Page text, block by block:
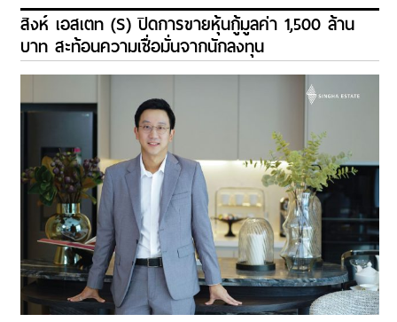
สิงห์ เอสเตท (S) ปิดการขายหุ้นกู้มูลค่า 1,500 ล้าน
บาท สะท้อนความเชื่อมั่นจากนักลงทุน